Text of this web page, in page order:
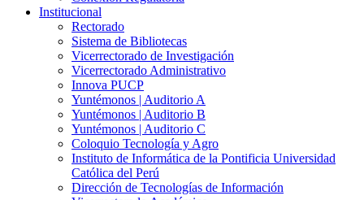
Institucional
Rectorado
Sistema de Bibliotecas
Vicerrectorado de Investigación
Vicerrectorado Administrativo
Innova PUCP
Yuntémonos | Auditorio A
Yuntémonos | Auditorio B
Yuntémonos | Auditorio C
Coloquio Tecnología y Agro
Instituto de Informática de la Pontificia Universidad
Católica del Perú
Dirección de Tecnologías de Información